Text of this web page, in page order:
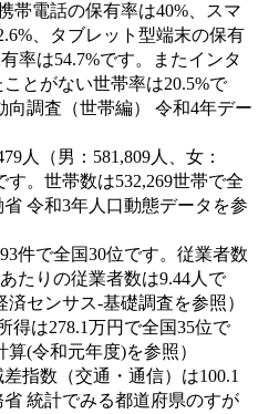
帯電話の保有率は40%、スマ
、タブレット型端末の保有
率は54.7%です。またインタ
とがない世帯率は20.5%で
向調査（世帯編） 令和4年デー
人（男：581,809人、女：
す。世帯数は532,269世帯で全
令和3年人口動態データを参
件で全国30位です。従業者数
たりの従業者数は9.44人で
センサス‐基礎調査を参照）
得は278.1万円で全国35位で
(令和元年度)を参照）
指数（交通・通信）は100.1
統計でみる都道府県のすが